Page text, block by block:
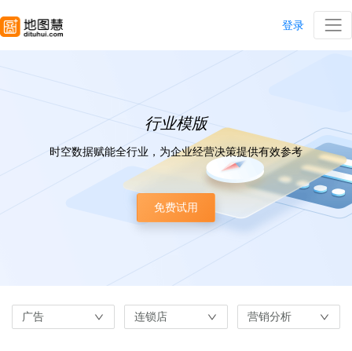
登录
行业模版
时空数据赋能全行业，为企业经营决策提供有效参考
免费试用
广告 连锁店 营销分析